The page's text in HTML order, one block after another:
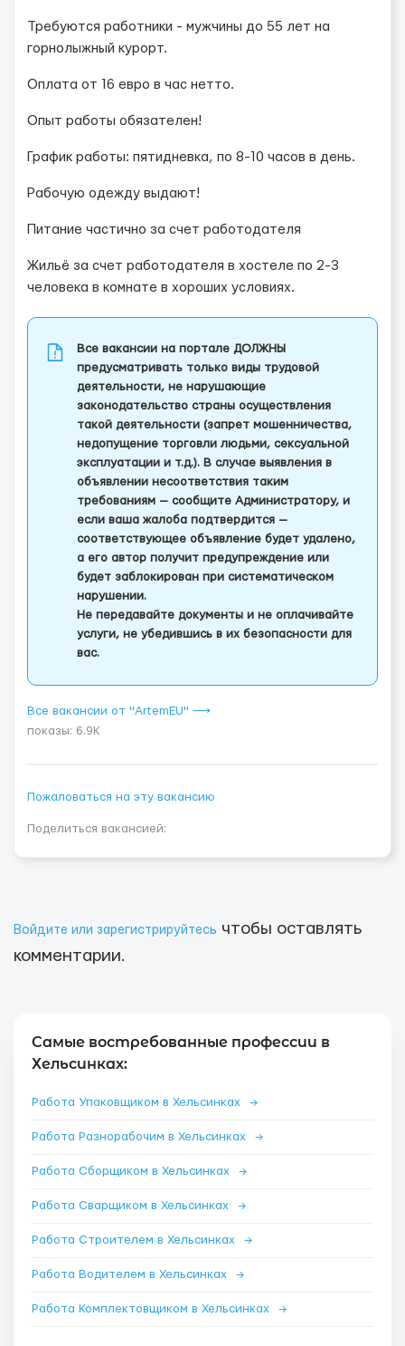
Требуются работники - мужчины до 55 лет на
горнолыжный курорт.
Оплата от 16 евро в час нетто.
Опыт работы обязателен!
График работы: пятидневка, по 8-10 часов в день.
Рабочую одежду выдают!
Питание частично за счет работодателя
Жильё за счет работодателя в хостеле по 2-3
человека в комнате в хороших условиях.
Все вакансии на портале ДОЛЖНЫ
предусматривать только виды трудовой
деятельности, не нарушающие
законодательство страны осуществления
такой деятельности (запрет мошенничества,
недопущение торговли людьми, сексуальной
эксплуатации и т.д.). В случае выявления в
объявлении несоответствия таким
требованиям — сообщите Администратору, и
если ваша жалоба подтвердится —
соответствующее объявление будет удалено,
а его автор получит предупреждение или
будет заблокирован при систематическом
нарушении.
Не передавайте документы и не оплачивайте
услуги, не убедившись в их безопасности для
вас.
Все вакансии от "ArtemEU" ⟶
показы: 6.9K
Пожаловаться на эту вакансию
Поделиться вакансией:
Войдите или зарегистрируйтесь чтобы оставлять
комментарии.
Самые востребованные профессии в
Хельсинках:
Работа Упаковщиком в Хельсинках →
Работа Разнорабочим в Хельсинках →
Работа Сборщиком в Хельсинках →
Работа Сварщиком в Хельсинках →
Работа Строителем в Хельсинках →
Работа Водителем в Хельсинках →
Работа Комплектовщиком в Хельсинках →